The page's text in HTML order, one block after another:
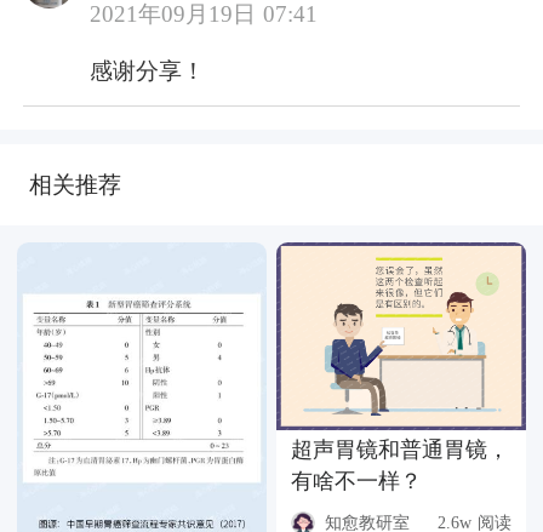
2021年09月19日 07:41
感谢分享！
相关推荐
超声胃镜和普通胃镜，
有啥不一样？
知愈教研室 2.6w 阅读